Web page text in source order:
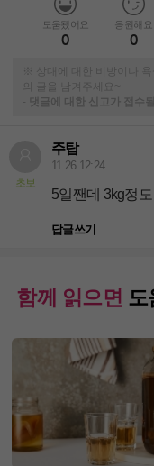
도움됐어요
0
응원해요
0
※ 상대에 대한 비방이나 욕
의 글을 남겨주세요~
-
댓글에 대한 신고가 접수
초보
주탑
11.26 12:24
5일짼데 3kg정
답글쓰기
함께 읽으면 도